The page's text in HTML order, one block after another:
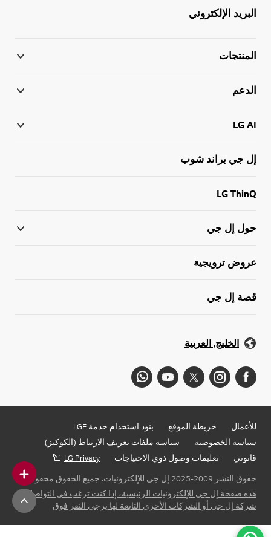
البريد الإلكتروني
المنتجات
الدعم
LG AI
إل جي براند شوب
LG ThinQ
حول إل جي
عروض ترويجية
قصة إل جي
الخليج, العربية
للأعمال خريطة الموقع
بنود استخدام خدمة LGE
سياسة الخصوصية
سياسة ملفات تعريف الارتباط (الكوكيز)
قانوني
تعليمات وصول ذوي الاحتياجات
LG Privacy
حقوق النشر 2009-2025 إل جي للإلكترونيات. جميع الحقوق محفوظة
هذه صفحة إل جي للإلكترونيات الرئيسية، إذا كنت ترغب في التواصل مع
شركة إل جي أو الشركات الأخرى التابعة لها يرجى النقر فوق